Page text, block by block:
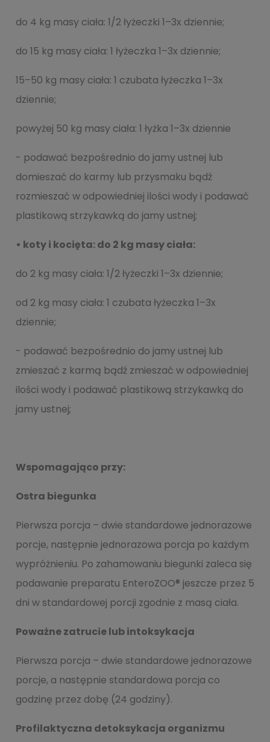
do 4 kg masy ciała: 1/2 łyżeczki 1–3x dziennie;
do 15 kg masy ciała: 1 łyżeczka 1–3x dziennie;
15–50 kg masy ciała: 1 czubata łyżeczka 1–3x
dziennie;
powyżej 50 kg masy ciała: 1 łyżka 1–3x dziennie
- podawać bezpośrednio do jamy ustnej lub
domieszać do karmy lub przysmaku bądź
rozmieszać w odpowiedniej ilości wody i podawać
plastikową strzykawką do jamy ustnej;
• koty i kocięta: do 2 kg masy ciała:
do 2 kg masy ciała: 1/2 łyżeczki 1–3x dziennie;
od 2 kg masy ciała: 1 czubata łyżeczka 1–3x
dziennie;
- podawać bezpośrednio do jamy ustnej lub
zmieszać z karmą bądź zmieszać w odpowiedniej
ilości wody i podawać plastikową strzykawką do
jamy ustnej;
Wspomagająco przy:
Ostra biegunka
Pierwsza porcja – dwie standardowe jednorazowe
porcje, następnie jednorazowa porcja po każdym
wypróżnieniu. Po zahamowaniu biegunki zaleca się
podawanie preparatu EnteroZOO® jeszcze przez 5
dni w standardowej porcji zgodnie z masą ciała.
Poważne zatrucie lub intoksykacja
Pierwsza porcja – dwie standardowe jednorazowe
porcje, a następnie standardowa porcja co
godzinę przez dobę (24 godziny).
Profilaktyczna detoksykacja organizmu